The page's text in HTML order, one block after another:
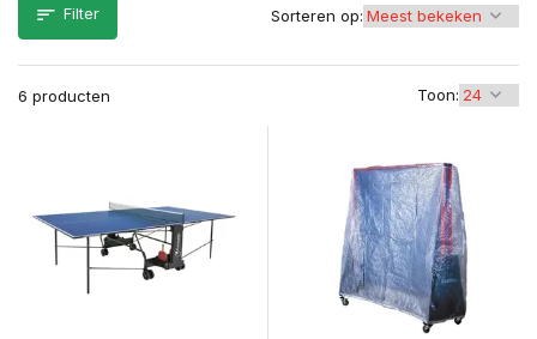
Filter
6 producten Toon:
Sorteren op: